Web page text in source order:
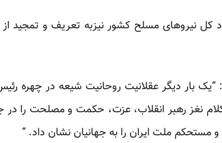
کل نیروهای مسلح کشور نیزبه تعریف و
بار دیگر عقلانیت روحانیت شیعه در چهره
نغز رهبر انقلاب، عزت، حکمت و مصلحت را در
مستحکم ملت ایران را به جهانیان نشان داد. “